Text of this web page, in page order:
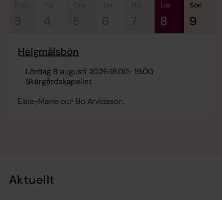
tis
4
tor
6
lör
8
sön
9
Helgmålsbön
lördag 8 augusti 2026·18.00–19.00
Skärgårdskapellet
Elsie-Marie och Bo Arvidsson.
Aktuellt